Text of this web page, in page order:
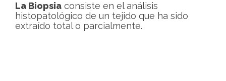
La Biopsia consiste en el análisis
histopatológico de un tejido que ha sido
extraído total o parcialmente.